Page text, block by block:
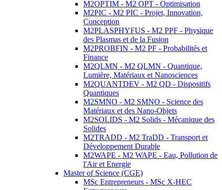
M2OPTIM - M2 OPT - Optimisation
M2PIC - M2 PIC - Projet, Innovation,
Conception
M2PLASPHYFUS - M2 PPF - Physique
des Plasmas et de la Fusion
M2PROBFIN - M2 PF - Probabilités et
Finance
M2QLMN - M2 QLMN - Quantique,
Lumière, Matériaux et Nanosciences
M2QUANTDEV - M2 QD - Dispositifs
Quantiques
M2SMNO - M2 SMNO - Science des
Matériaux et des Nano-Objets
M2SOLIDS - M2 Solids - Mécanique des
Solides
M2TRADD - M2 TraDD - Transport et
Développement Durable
M2WAPE - M2 WAPE - Eau, Pollution de
l'Air et Energie
Master of Science (CGE)
MSc Entrepreneurs - MSc X-HEC